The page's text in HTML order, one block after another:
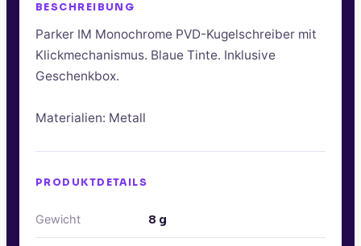
BESCHREIBUNG
Parker IM Monochrome PVD-Kugelschreiber mit
Klickmechanismus. Blaue Tinte. Inklusive
Geschenkbox.
Materialien: Metall
PRODUKTDETAILS
Gewicht 8 g